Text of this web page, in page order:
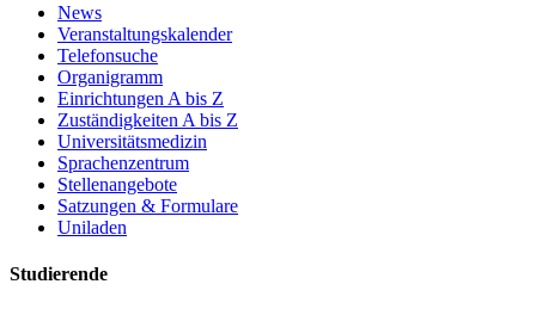
News
Veranstaltungskalender
Telefonsuche
Organigramm
Einrichtungen A bis Z
Zuständigkeiten A bis Z
Universitätsmedizin
Sprachenzentrum
Stellenangebote
Satzungen & Formulare
Uniladen
Studierende